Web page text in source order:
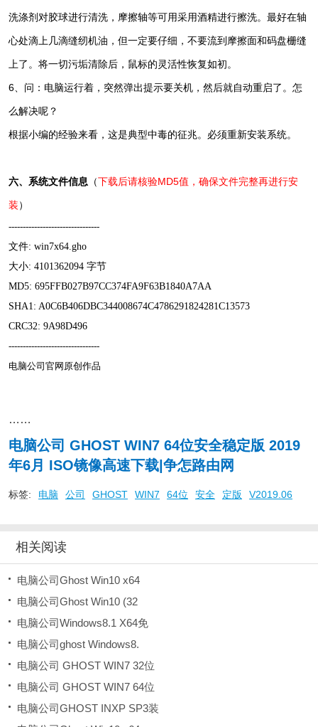
洗涤剂对胶球进行清洗，摩擦轴等可用采用酒精进行擦洗。最好在轴
心处滴上几滴缝纫机油，但一定要仔细，不要流到摩擦面和码盘栅缝
上了。将一切污垢清除后，鼠标的灵活性恢复如初。
6、问：电脑运行着，突然弹出提示要关机，然后就自动重启了。怎
么解决呢？
根据小编的经验来看，这是典型中毒的征兆。必须重新安装系统。
六、系统文件信息 （下载后请核验MD5值，确保文件完整再进行安
装）
--------------------------------
文件: win7x64.gho
大小: 4101362094 字节
MD5: 695FFB027B97CC374FA9F63B1840A7AA
SHA1: A0C6B406DBC344008674C4786291824281C13573
CRC32: 9A98D496
--------------------------------
电脑公司官网 原创作品
……
电脑公司 GHOST WIN7 64位安全稳定版 2019
年6月 ISO镜像高速下载|争怎路由网
标签: 电脑 公司 GHOST WIN7 64位 安全 定版 V2019.06
相关阅读
电脑公司Ghost Win10 x64
电脑公司Ghost Win10 (32
电脑公司Windows8.1 X64免
电脑公司ghost Windows8.
电脑公司 GHOST WIN7 32位
电脑公司 GHOST WIN7 64位
电脑公司GHOST INXP SP3装